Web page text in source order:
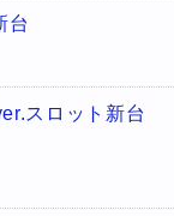
台
スロット新台